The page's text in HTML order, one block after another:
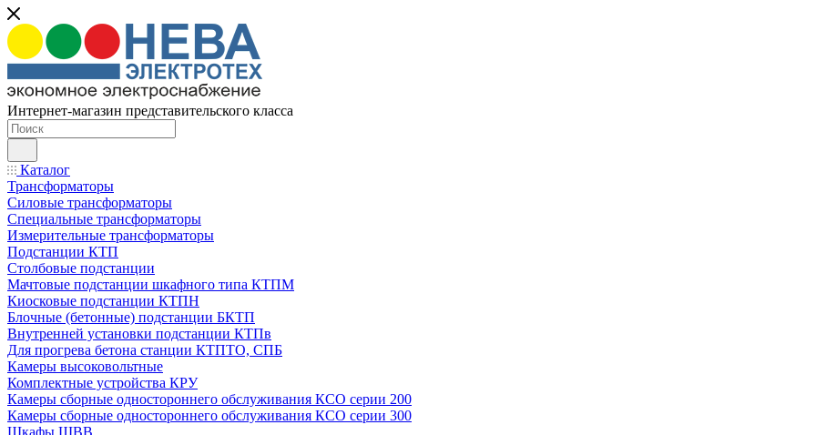
Интернет-магазин представительского класса
Каталог
Трансформаторы
Силовые трансформаторы
Специальные трансформаторы
Измерительные трансформаторы
Подстанции КТП
Столбовые подстанции
Мачтовые подстанции шкафного типа КТПМ
Киосковые подстанции КТПН
Блочные (бетонные) подстанции БКТП
Внутренней установки подстанции КТПв
Для прогрева бетона станции КТПТО, СПБ
Камеры высоковольтные
Комплектные устройства КРУ
Камеры сборные одностороннего обслуживания КСО серии 200
Камеры сборные одностороннего обслуживания КСО серии 300
Шкафы ШВВ